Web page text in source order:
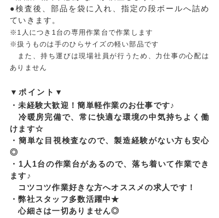
●検査後、部品を袋に入れ、指定の段ボールへ詰め
ていきます。
※1人につき1台の専用作業台で作業します
※扱うものは手のひらサイズの軽い部品です
また、持ち運びは現場社員が行うため、力仕事の心配は
ありません
▼ポイント▼
・未経験大歓迎！簡単軽作業のお仕事です♪
冷暖房完備で、常に快適な環境の中気持ちよく働
けます☆
・簡単な目視検査なので、製造経験がない方も安心
◎
・1人1台の作業台があるので、落ち着いて作業でき
ます♪
コツコツ作業好きな方へオススメの求人です！
・弊社スタッフ多数活躍中★
心細さは一切ありません◎